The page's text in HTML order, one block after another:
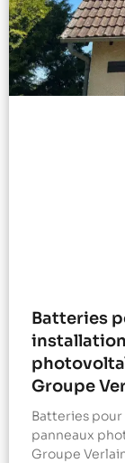
Batteries
Groupe
Batteries
panneaux
Groupe